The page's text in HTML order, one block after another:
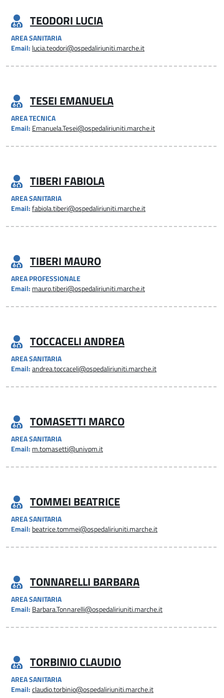
TEODORI LUCIA
AREA SANITARIA
Email: lucia.teodori@ospedaliriuniti.marche.it
TESEI EMANUELA
AREA TECNICA
Email: Emanuela.Tesei@ospedaliriuniti.marche.it
TIBERI FABIOLA
AREA SANITARIA
Email: fabiola.tiberi@ospedaliriuniti.marche.it
TIBERI MAURO
AREA PROFESSIONALE
Email: mauro.tiberi@ospedaliriuniti.marche.it
TOCCACELI ANDREA
AREA SANITARIA
Email: andrea.toccaceli@ospedaliriuniti.marche.it
TOMASETTI MARCO
AREA SANITARIA
Email: m.tomasetti@univpm.it
TOMMEI BEATRICE
AREA SANITARIA
Email: beatrice.tommei@ospedaliriuniti.marche.it
TONNARELLI BARBARA
AREA SANITARIA
Email: Barbara.Tonnarelli@ospedaliriuniti.marche.it
TORBINIO CLAUDIO
AREA SANITARIA
Email: claudio.torbinio@ospedaliriuniti.marche.it